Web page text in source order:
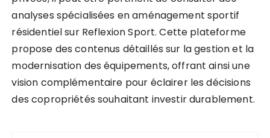
analyses spécialisées en aménagement sportif
résidentiel sur Reflexion Sport. Cette plateforme
propose des contenus détaillés sur la gestion et la
modernisation des équipements, offrant ainsi une
vision complémentaire pour éclairer les décisions
des copropriétés souhaitant investir durablement.